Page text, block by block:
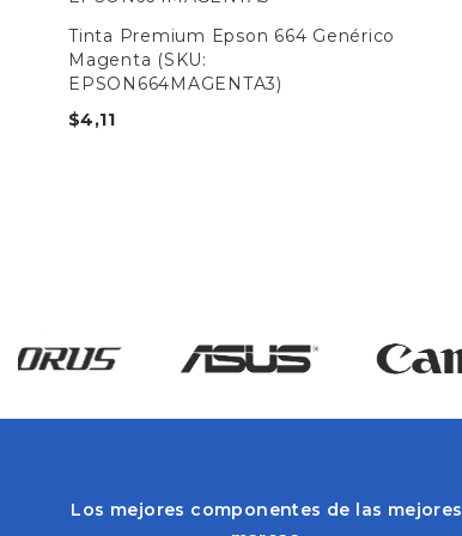
Tinta Premium Epson 664 Genérico
Magenta (SKU:
EPSON664MAGENTA3)
$4,11
Los mejores componentes de las mejores